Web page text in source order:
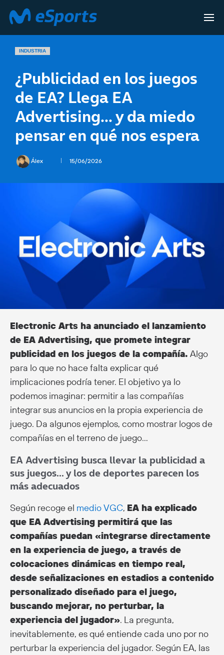
INDUSTRIA
¿Publicidad en los juegos
de EA? Llega EA
Advertising… y da miedo
pensar en qué nos espera
Álex 15/06/2026
Electronic Arts ha anunciado el lanzamiento
de EA Advertising, que promete integrar
publicidad en los juegos de la compañía. Algo
para lo que no hace falta explicar qué
implicaciones podría tener. El objetivo ya lo
podemos imaginar: permitir a las compañías
integrar sus anuncios en la propia experiencia de
juego. Da algunos ejemplos, como mostrar logos de
compañías en el terreno de juego…
EA Advertising busca llevar la publicidad a
sus juegos… y los de deportes parecen los
más adecuados
Según recoge el medio VGC, EA ha explicado
que EA Advertising permitirá que las
compañías puedan «integrarse directamente
en la experiencia de juego, a través de
colocaciones dinámicas en tiempo real,
desde señalizaciones en estadios a contenido
personalizado diseñado para el juego,
buscando mejorar, no perturbar, la
experiencia del jugador». La pregunta,
inevitablemente, es qué entiende cada uno por no
perturbar la experiencia del jugador. Según EA, las